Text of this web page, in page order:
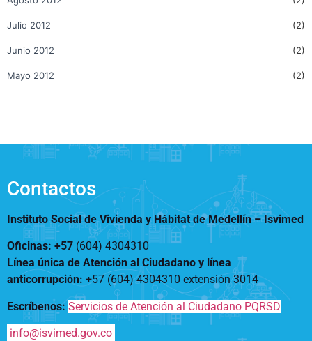
Julio 2012 (2)
Junio 2012 (2)
Mayo 2012 (2)
Contactos
Instituto Social de Vivienda y Hábitat de Medellín –Isvimed
Oficinas: +57 (604) 4304310
Línea única de Atención al Ciudadano y línea
anticorrupción: +57 (604) 4304310 extensión3014
Escríbenos: Servicios de Atención al Ciudadano PQRSD
info@isvimed.gov.co